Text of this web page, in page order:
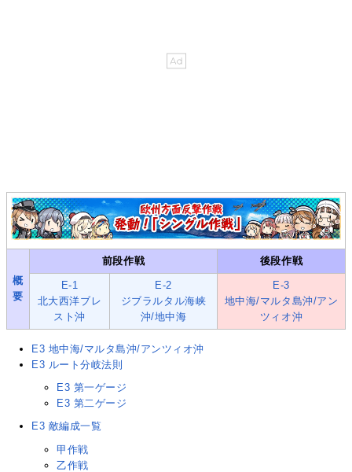
概
要
前段作戦 後段作戦
E-1
北大西洋ブレ
スト沖
E-2
ジブラルタル海峡
沖/地中海
E-3
地中海/マルタ島沖/アン
ツィオ沖
E3 地中海/マルタ島沖/アンツィオ沖
E3 ルート分岐法則
E3 第一ゲージ
E3 第二ゲージ
E3 敵編成一覧
甲作戦
乙作戦